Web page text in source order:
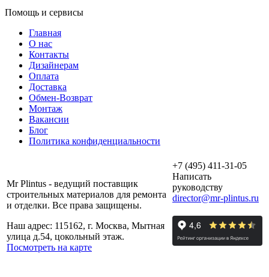
Помощь и сервисы
Главная
О нас
Контакты
Дизайнерам
Оплата
Доставка
Обмен-Возврат
Монтаж
Вакансии
Блог
Политика конфиденциальности
Mr Plintus - ведущий поставщик
строительных материалов для ремонта
и отделки. Все права защищены.
Наш адрес: 115162, г. Москва, Мытная
улица д.54, цокольный этаж.
Посмотреть на карте
+7 (495) 411-31-05
Написать
руководству
director@mr-plintus.ru